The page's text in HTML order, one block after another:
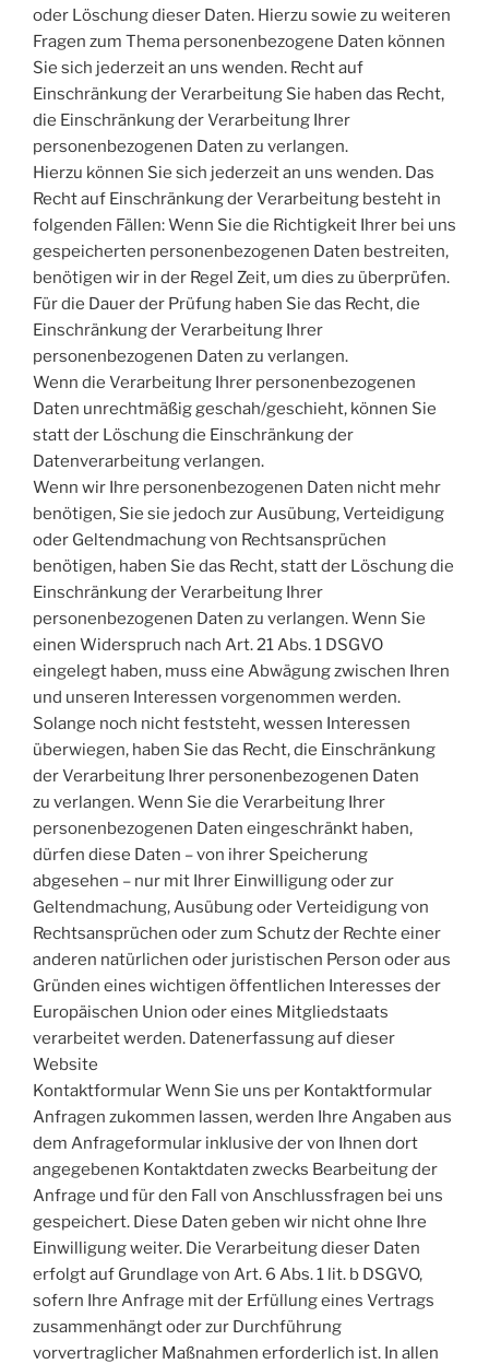
oder Löschung dieser Daten. Hierzu sowie zu weiteren
Fragen zum Thema personenbezogene Daten können
Sie sich jederzeit an uns wenden. Recht auf
Einschränkung der Verarbeitung Sie haben das Recht,
die Einschränkung der Verarbeitung Ihrer
personenbezogenen Daten zu verlangen.
Hierzu können Sie sich jederzeit an uns wenden. Das
Recht auf Einschränkung der Verarbeitung besteht in
folgenden Fällen: Wenn Sie die Richtigkeit Ihrer bei uns
gespeicherten personenbezogenen Daten bestreiten,
benötigen wir in der Regel Zeit, um dies zu überprüfen.
Für die Dauer der Prüfung haben Sie das Recht, die
Einschränkung der Verarbeitung Ihrer
personenbezogenen Daten zu verlangen.
Wenn die Verarbeitung Ihrer personenbezogenen
Daten unrechtmäßig geschah/geschieht, können Sie
statt der Löschung die Einschränkung der
Datenverarbeitung verlangen.
Wenn wir Ihre personenbezogenen Daten nicht mehr
benötigen, Sie sie jedoch zur Ausübung, Verteidigung
oder Geltendmachung von Rechtsansprüchen
benötigen, haben Sie das Recht, statt der Löschung die
Einschränkung der Verarbeitung Ihrer
personenbezogenen Daten zu verlangen. Wenn Sie
einen Widerspruch nach Art. 21 Abs. 1 DSGVO
eingelegt haben, muss eine Abwägung zwischen Ihren
und unseren Interessen vorgenommen werden.
Solange noch nicht feststeht, wessen Interessen
überwiegen, haben Sie das Recht, die Einschränkung
der Verarbeitung Ihrer personenbezogenen Daten
zu verlangen. Wenn Sie die Verarbeitung Ihrer
personenbezogenen Daten eingeschränkt haben,
dürfen diese Daten – von ihrer Speicherung
abgesehen – nur mit Ihrer Einwilligung oder zur
Geltendmachung, Ausübung oder Verteidigung von
Rechtsansprüchen oder zum Schutz der Rechte einer
anderen natürlichen oder juristischen Person oder aus
Gründen eines wichtigen öffentlichen Interesses der
Europäischen Union oder eines Mitgliedstaats
verarbeitet werden. Datenerfassung auf dieser
Website
Kontaktformular Wenn Sie uns per Kontaktformular
Anfragen zukommen lassen, werden Ihre Angaben aus
dem Anfrageformular inklusive der von Ihnen dort
angegebenen Kontaktdaten zwecks Bearbeitung der
Anfrage und für den Fall von Anschlussfragen bei uns
gespeichert. Diese Daten geben wir nicht ohne Ihre
Einwilligung weiter. Die Verarbeitung dieser Daten
erfolgt auf Grundlage von Art. 6 Abs. 1 lit. b DSGVO,
sofern Ihre Anfrage mit der Erfüllung eines Vertrags
zusammenhängt oder zur Durchführung
vorvertraglicher Maßnahmen erforderlich ist. In allen